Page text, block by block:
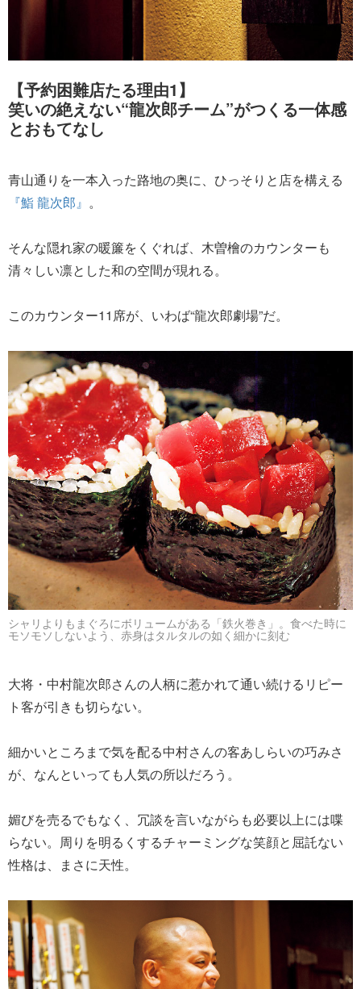
【予約困難店たる理由1】
笑いの絶えない“龍次郎チーム”がつくる一体感
とおもてなし
青山通りを一本入った路地の奥に、ひっそりと店を構える
『鮨 龍次郎』 。
そんな隠れ家の暖簾をくぐれば、木曽檜のカウンターも
清々しい凛とした和の空間が現れる。
このカウンター11席が、いわば“龍次郎劇場”だ。
シャリよりもまぐろにボリュームがある「鉄火巻き」。食べた時に
モソモソしないよう、赤身はタルタルの如く細かに刻む
大将・中村龍次郎さんの人柄に惹かれて通い続けるリピー
ト客が引きも切らない。
細かいところまで気を配る中村さんの客あしらいの巧みさ
が、なんといっても人気の所以だろう。
媚びを売るでもなく、冗談を言いながらも必要以上には喋
らない。周りを明るくするチャーミングな笑顔と屈託ない
性格は、まさに天性。